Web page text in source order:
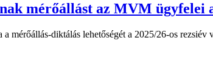
mérőállást az MVM ügyfelei
mérőállás-diktálás lehetőségét a 2025/26-os rezsiév